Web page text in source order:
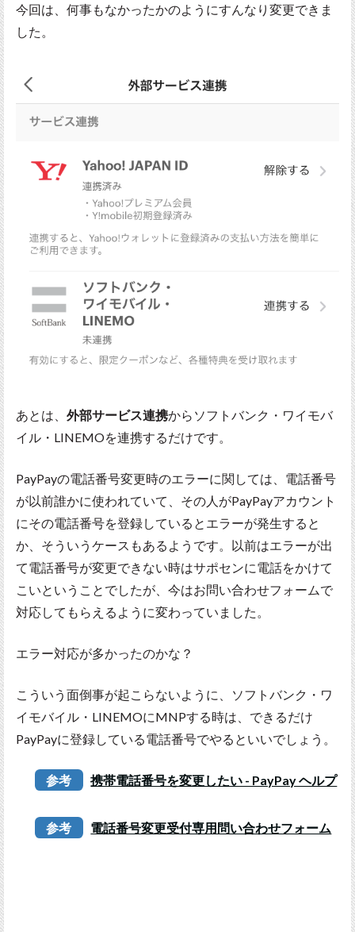
今回は、何事もなかったかのようにすんなり変更できま
した。
あとは、 外部サービス連携からソフトバンク・ワイモバ
イル・LINEMOを連携するだけです。
PayPayの電話番号変更時のエラーに関しては、電話番号
が以前誰かに使われていて、その人がPayPayアカウント
にその電話番号を登録しているとエラーが発生すると
か、そういうケースもあるようです。以前はエラーが出
て電話番号が変更できない時はサポセンに電話をかけて
こいということでしたが、今はお問い合わせフォームで
対応してもらえるように変わっていました。
エラー対応が多かったのかな？
こういう面倒事が起こらないように、ソフトバンク・ワ
イモバイル・LINEMOにMNPする時は、できるだけ
PayPayに登録している電話番号でやるといいでしょう。
参考 携帯電話番号を変更したい - PayPay ヘルプ
参考 電話番号変更受付専用問い合わせフォーム